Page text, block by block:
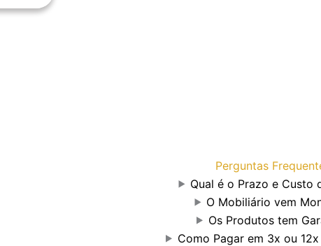
Perguntas
Qual é o Prazo e Custo
O Mobiliário vem
Os Produtos tem
Como Pagar em 3x ou